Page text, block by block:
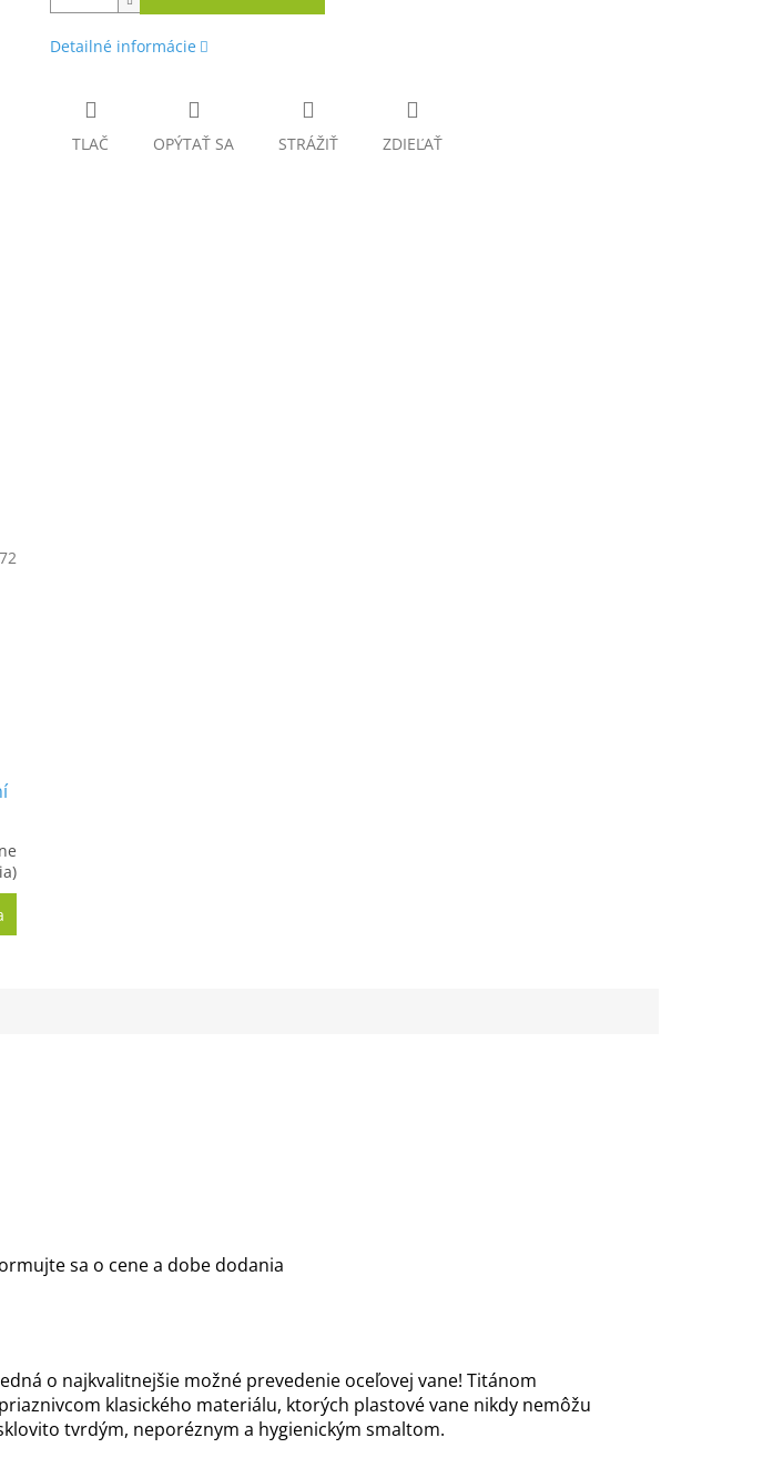
Detailné informácie
TLAČ OPÝTAŤ SA STRÁŽIŤ ZDIEĽAŤ
sa o cene a dobe dodania
o najkvalitnejšie možné prevedenie oceľovej vane! Titánom
klasického materiálu, ktorých plastové vane nikdy nemôžu
tvrdým, neporéznym a hygienickým smaltom.